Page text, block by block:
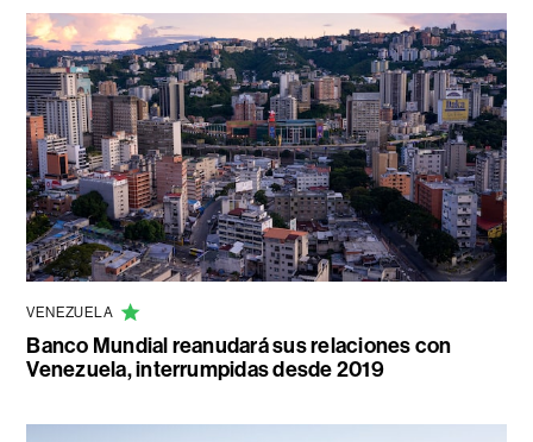
VENEZUELA
Banco Mundial reanudará sus relaciones con
Venezuela, interrumpidas desde 2019